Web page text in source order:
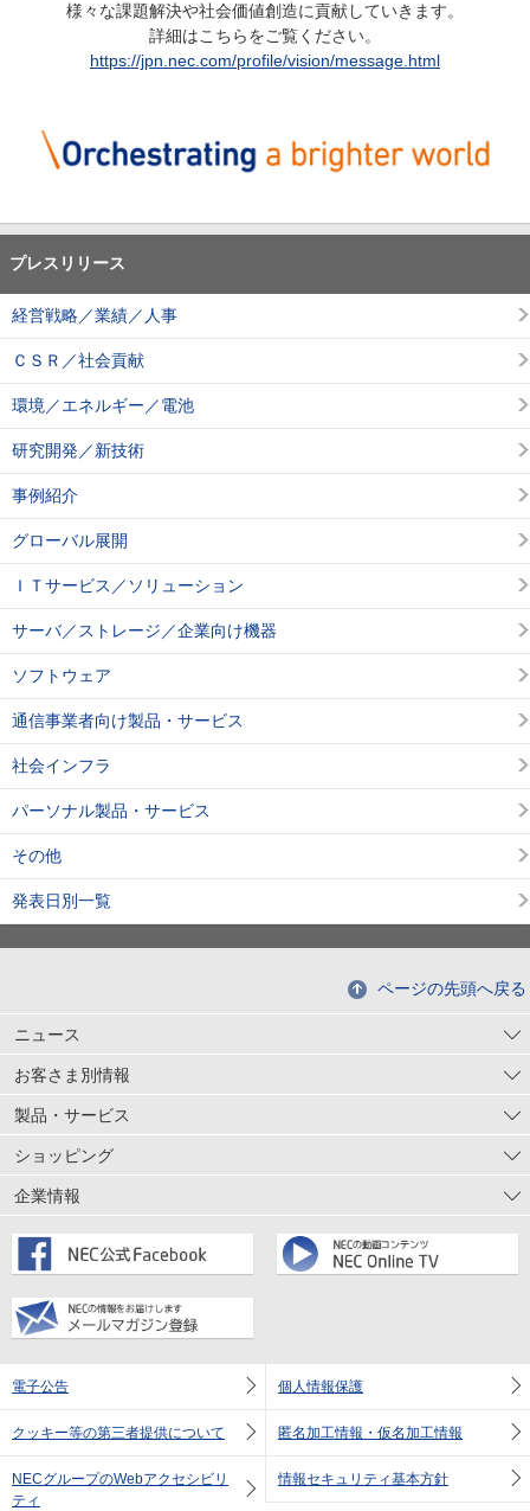
様々な課題解決や社会価値創造に貢献していきます。
詳細はこちらをご覧ください。
https://jpn.nec.com/profile/vision/message.html
プレスリリース
経営戦略／業績／人事
ＣＳＲ／社会貢献
環境／エネルギー／電池
研究開発／新技術
事例紹介
グローバル展開
ＩＴサービス／ソリューション
サーバ／ストレージ／企業向け機器
ソフトウェア
通信事業者向け製品・サービス
社会インフラ
パーソナル製品・サービス
その他
発表日別一覧
ページの先頭へ戻る
ニュース
お客さま別情報
製品・サービス
ショッピング
企業情報
電子公告 個人情報保護
クッキー等の第三者提供について 匿名加工情報・仮名加工情報
NECグループのWebアクセシビリ
ティ
情報セキュリティ基本方針